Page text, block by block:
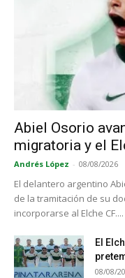
Abiel Osorio
migratoria y el
Andrés López - 08/08/2026
El delantero argentino
de la tramitación de su
incorporarse al Elche CF....
El
08/08/